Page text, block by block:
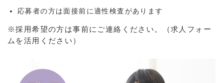
応募者の方は面接前に適性検査があります
※採用希望の方は事前にご連絡ください。（求人フォー
ムを活用ください）